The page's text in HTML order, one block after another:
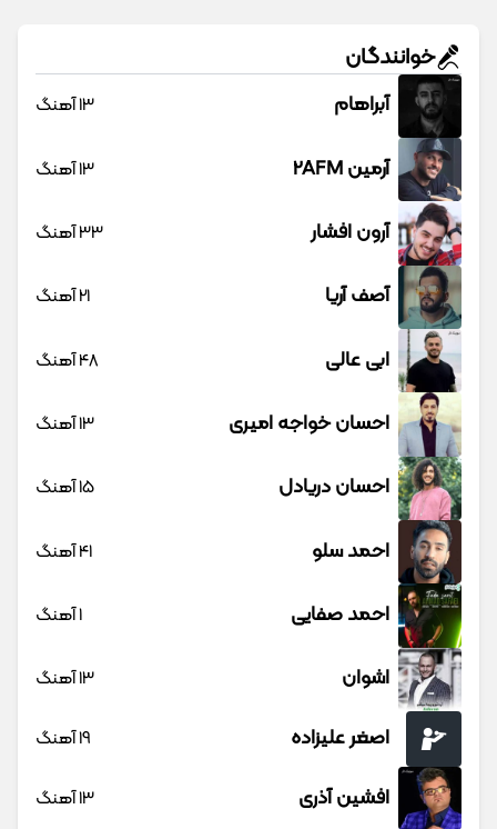
خوانندگان
آبراهام 13 آهنگ
آرمین 2AFM 13 آهنگ
آرون افشار 33 آهنگ
آصف آریا 21 آهنگ
ابی عالی 48 آهنگ
احسان خواجه امیری 13 آهنگ
احسان دریادل 15 آهنگ
احمد سلو 41 آهنگ
احمد صفایی 1 آهنگ
اشوان 13 آهنگ
اصغر علیزاده 19 آهنگ
افشین آذری 13 آهنگ